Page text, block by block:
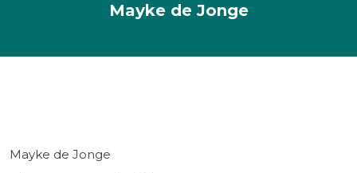
Mayke de Jonge
Mayke de Jonge